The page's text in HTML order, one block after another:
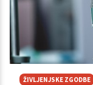
ŽIVLJENJSKE ZGODBE